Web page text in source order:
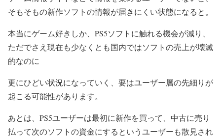
そもそもの新作ソフトの情報が届きにくい状態になると。
本当にゲーム好きしか、PS5ソフトに触れる機会が減り、
ただでさえ現在も少なくとも国内ではソフトの売上が壊滅
的なのに
更にひどい状況になっていく、要はユーザー層の先細りが
起こる可能性があります。
あとは、PS5ユーザーは最初に新作を買って、中古に売り
払って次のソフトの資金にするというユーザーも散見され